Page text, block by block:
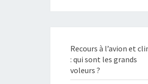
Recours à l’avion et
: qui sont les grands
voleurs ?